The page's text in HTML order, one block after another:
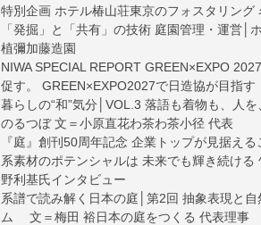
特別企画 ホテル椿山荘東京のフォスタリング
「発掘」と「共有」の技術 庭園管理・運営│
植彌加藤造園
NIWA SPECIAL REPORT GREEN×EXPO
促す。 GREEN×EXPO2027で日造協が目指す
暮らしの“和”気分│VOL.3 落語も着物も、人
のるつぼ 文＝小原直花わ茶わ茶小径 代表
『庭』創刊50周年記念 企業トップが見据え
系素材のポテンシャルは 未来でも輝き続ける
野利基氏インタビュー
系譜で読み解く日本の庭│第2回 抽象表現と
ム 文＝梅田 裕日本の庭をつくる 代表理事